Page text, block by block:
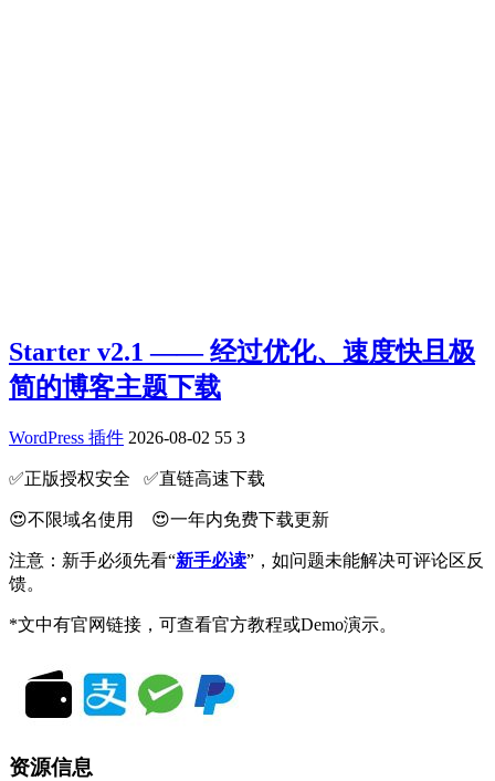
Starter v2.1 —— 经过优化、速度快且极
简的博客主题下载
WordPress 插件 2026-08-02 55 3
✅️正版授权安全 ✅️直链高速下载
😍不限域名使用 😍一年内免费下载更新
注意：新手必须先看“新手必读”，如问题未能解决可评论区反
馈。
*文中有官网链接，可查看官方教程或Demo演示。
资源信息